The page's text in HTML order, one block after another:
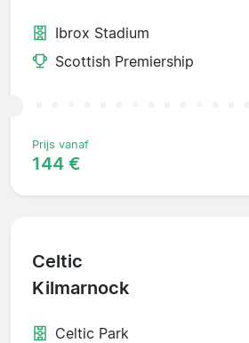
Ibrox Stadium
Scottish Premiership
Prijs vanaf
144 €
Celtic
Kilmarnock
Celtic Park